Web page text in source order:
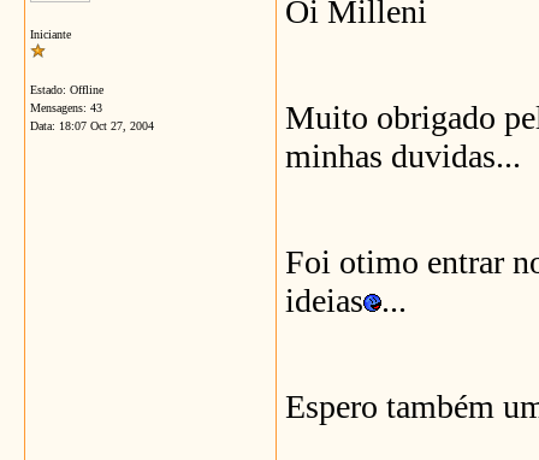
Iniciante
Estado: Offline
Mensagens: 43
Data: 18:07 Oct 27, 2004
Oi Milleni
Muito obrigado
minhas duvidas...
Foi otimo entrar
ideias ...
Espero também